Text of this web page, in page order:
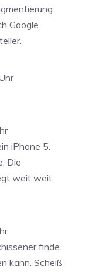
Google
iPhone 5.
Die
weit weit
finde
kann. Scheiß